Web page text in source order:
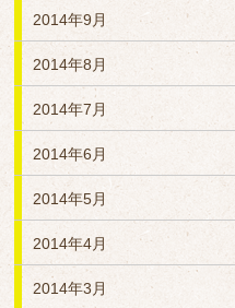
2014年9月
2014年8月
2014年7月
2014年6月
2014年5月
2014年4月
2014年3月